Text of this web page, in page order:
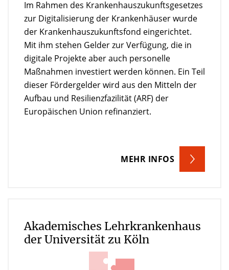
Im Rahmen des Krankenhauszukunftsgesetzes
zur Digitalisierung der Krankenhäuser wurde
der Krankenhauszukunftsfond eingerichtet.
Mit ihm stehen Gelder zur Verfügung, die in
digitale Projekte aber auch personelle
Maßnahmen investiert werden können. Ein Teil
dieser Fördergelder wird aus den Mitteln der
Aufbau und Resilienzfazilität (ARF) der
Europäischen Union refinanziert.
MEHR INFOS
Akademisches Lehrkrankenhaus
der Universität zu Köln